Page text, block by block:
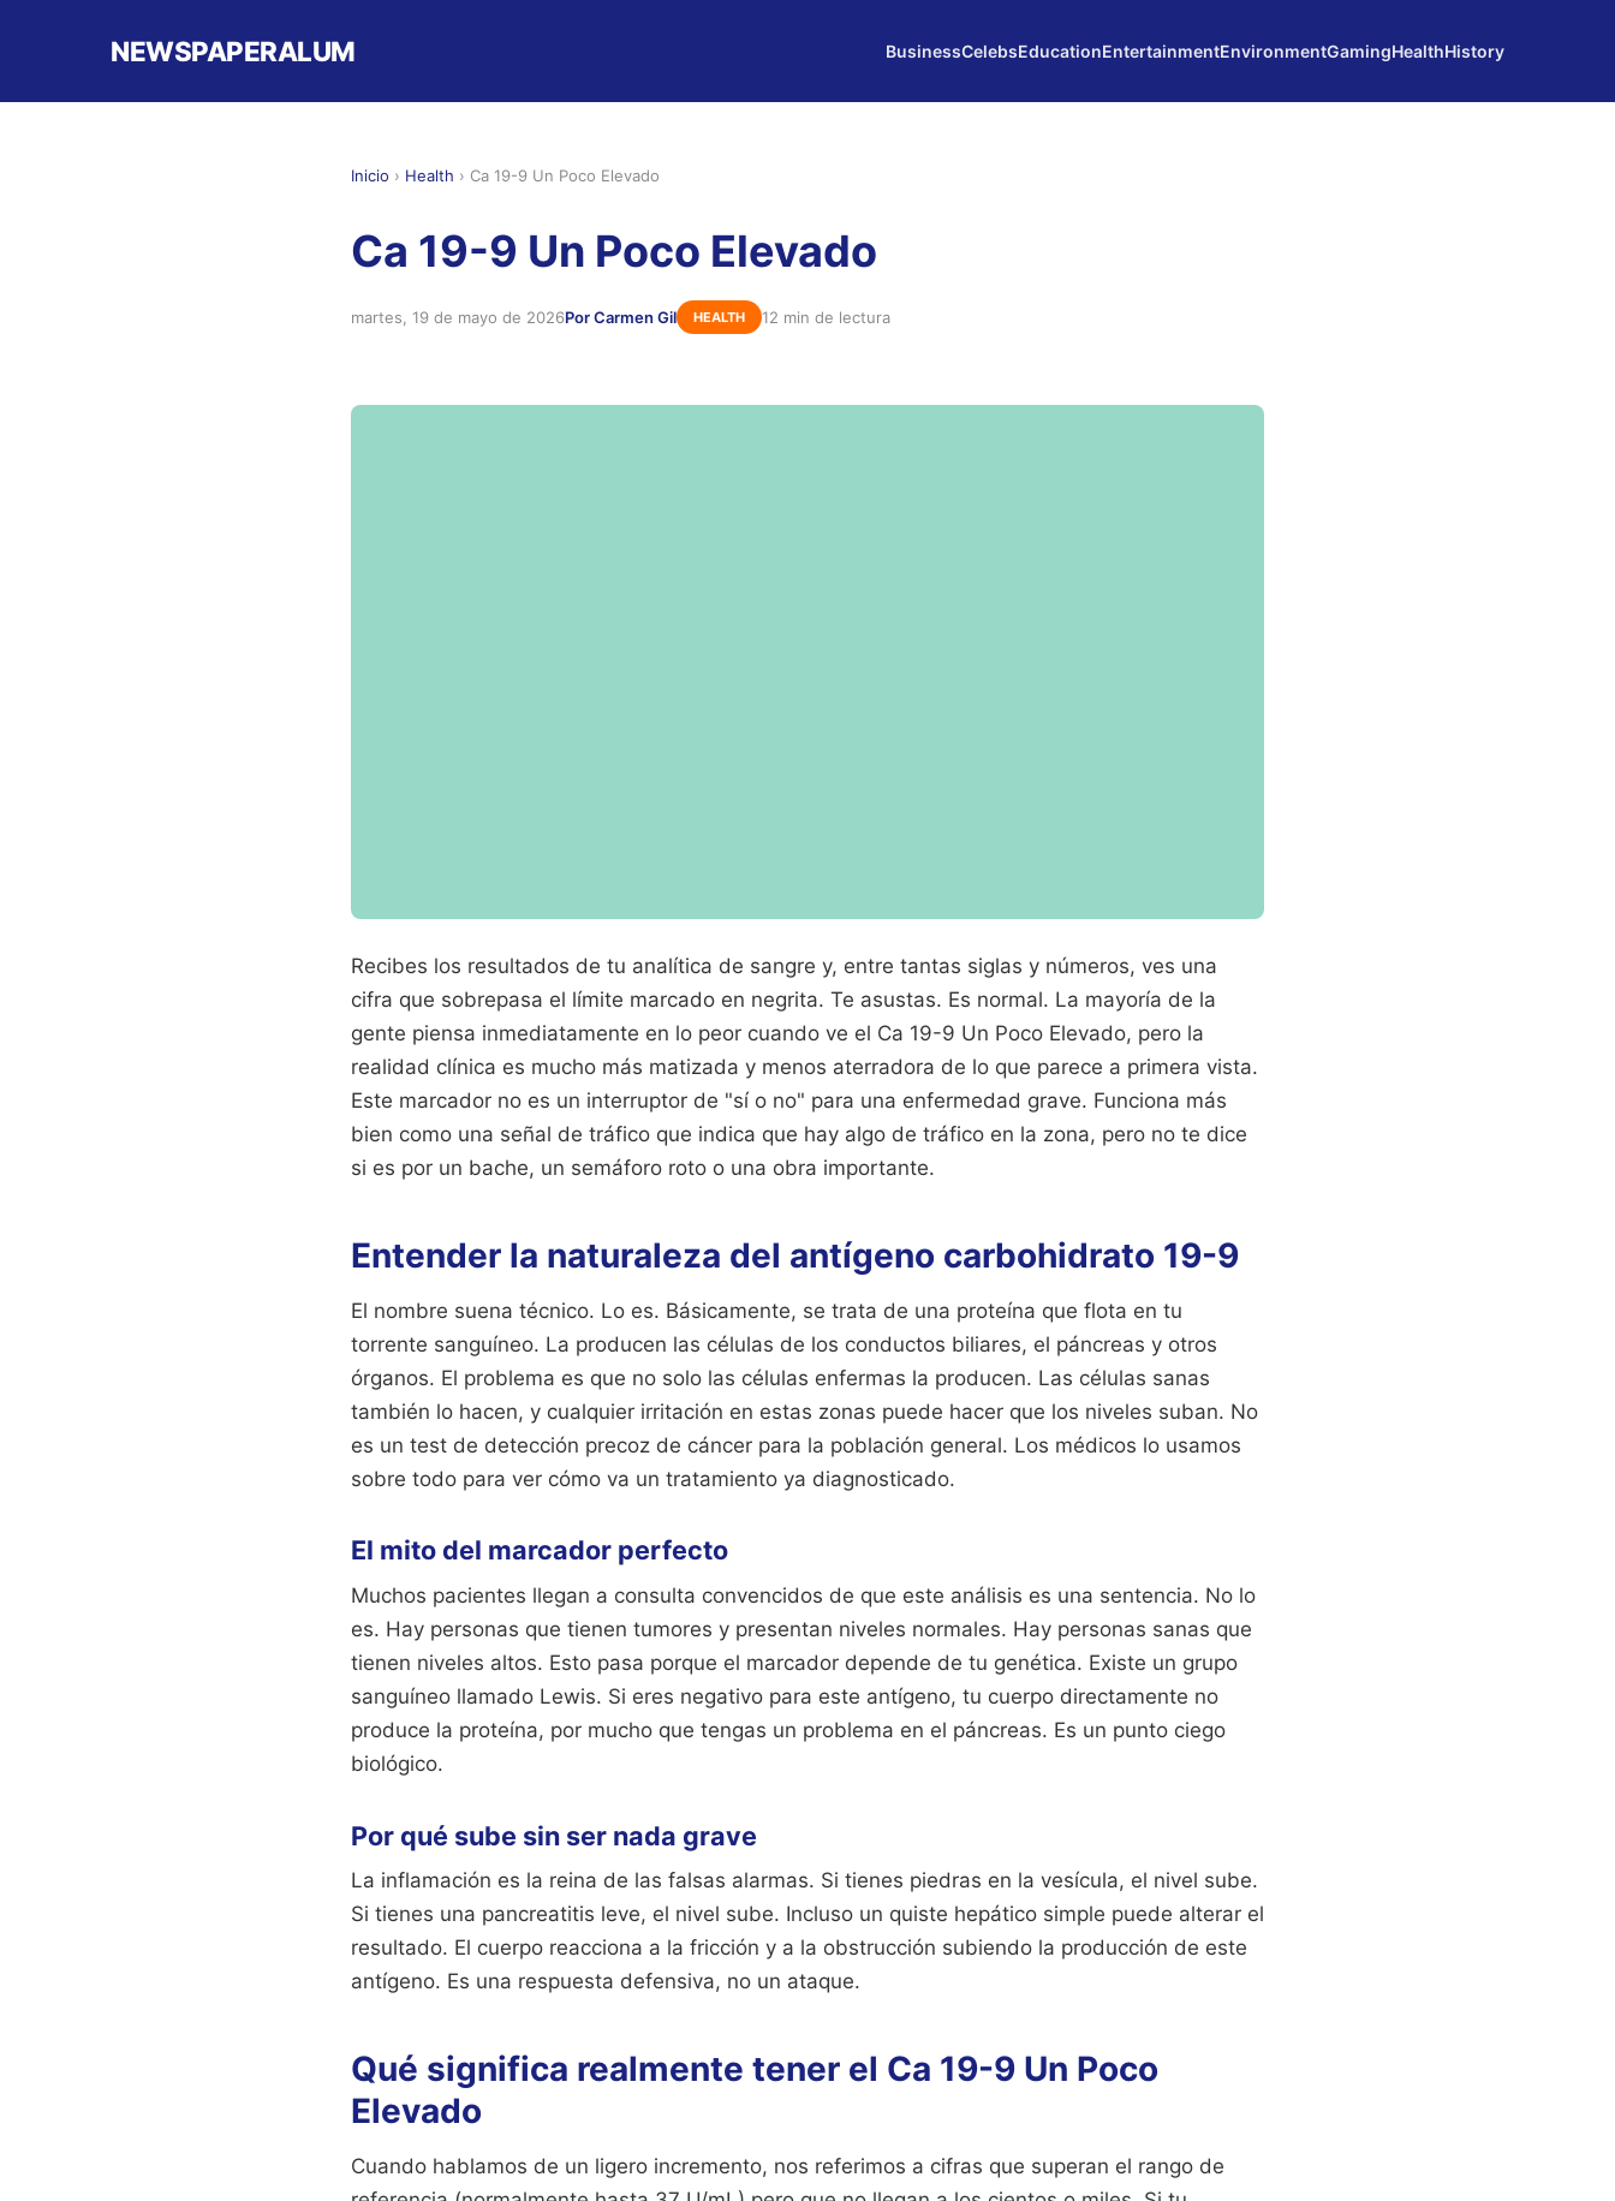
NEWSPAPERALUM BusinessCelebsEducationEntertainmentEnvironmentGamingHealthHistory
Inicio › Health › Ca 19-9 Un Poco Elevado
Ca 19-9 Un Poco Elevado
martes, 19 de mayo de 2026Por Carmen Gil HEALTH 12 min de lectura
Recibes los resultados de tu analítica de sangre y, entre tantas siglas y números, ves una
cifra que sobrepasa el límite marcado en negrita. Te asustas. Es normal. La mayoría de la
gente piensa inmediatamente en lo peor cuando ve el Ca 19-9 Un Poco Elevado, pero la
realidad clínica es mucho más matizada y menos aterradora de lo que parece a primera vista.
Este marcador no es un interruptor de "sí o no" para una enfermedad grave. Funciona más
bien como una señal de tráfico que indica que hay algo de tráfico en la zona, pero no te dice
si es por un bache, un semáforo roto o una obra importante.
Entender la naturaleza del antígeno carbohidrato 19-9
El nombre suena técnico. Lo es. Básicamente, se trata de una proteína que flota en tu
torrente sanguíneo. La producen las células de los conductos biliares, el páncreas y otros
órganos. El problema es que no solo las células enfermas la producen. Las células sanas
también lo hacen, y cualquier irritación en estas zonas puede hacer que los niveles suban. No
es un test de detección precoz de cáncer para la población general. Los médicos lo usamos
sobre todo para ver cómo va un tratamiento ya diagnosticado.
El mito del marcador perfecto
Muchos pacientes llegan a consulta convencidos de que este análisis es una sentencia. No lo
es. Hay personas que tienen tumores y presentan niveles normales. Hay personas sanas que
tienen niveles altos. Esto pasa porque el marcador depende de tu genética. Existe un grupo
sanguíneo llamado Lewis. Si eres negativo para este antígeno, tu cuerpo directamente no
produce la proteína, por mucho que tengas un problema en el páncreas. Es un punto ciego
biológico.
Por qué sube sin ser nada grave
La inflamación es la reina de las falsas alarmas. Si tienes piedras en la vesícula, el nivel sube.
Si tienes una pancreatitis leve, el nivel sube. Incluso un quiste hepático simple puede alterar el
resultado. El cuerpo reacciona a la fricción y a la obstrucción subiendo la producción de este
antígeno. Es una respuesta defensiva, no un ataque.
Qué significa realmente tener el Ca 19-9 Un Poco
Elevado
Cuando hablamos de un ligero incremento, nos referimos a cifras que superan el rango de